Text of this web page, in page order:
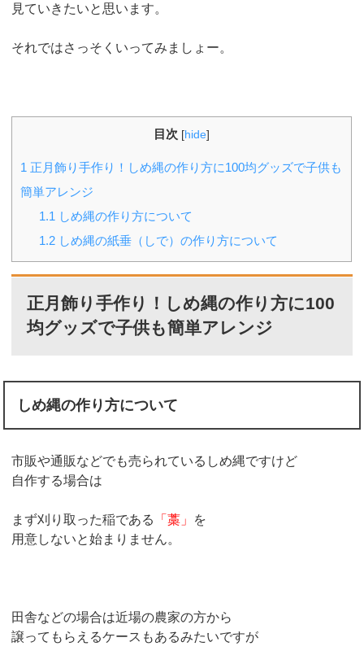
見ていきたいと思います。
それではさっそくいってみましょー。
目次 [hide]
1 正月飾り手作り！しめ縄の作り方に100均グッズで子供も
簡単アレンジ
1.1 しめ縄の作り方について
1.2 しめ縄の紙垂（しで）の作り方について
正月飾り手作り！しめ縄の作り方に100
均グッズで子供も簡単アレンジ
しめ縄の作り方について
市販や通販などでも売られているしめ縄ですけど
自作する場合は
まず刈り取った稲である 「藁」 を
用意しないと始まりません。
田舎などの場合は近場の農家の方から
譲ってもらえるケースもあるみたいですが